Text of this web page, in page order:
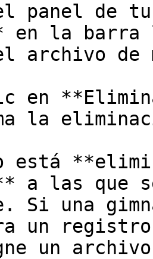
panel de
en la
archivo de
en
la
está
a las que
Si una
un
un